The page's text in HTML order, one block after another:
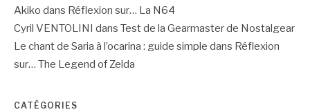
Akiko dans Réflexion sur… La N64
Cyril VENTOLINI dans Test de la Gearmaster de Nostalgear
Le chant de Saria à l’ocarina : guide simple dans Réflexion
sur… The Legend of Zelda
CATÉGORIES